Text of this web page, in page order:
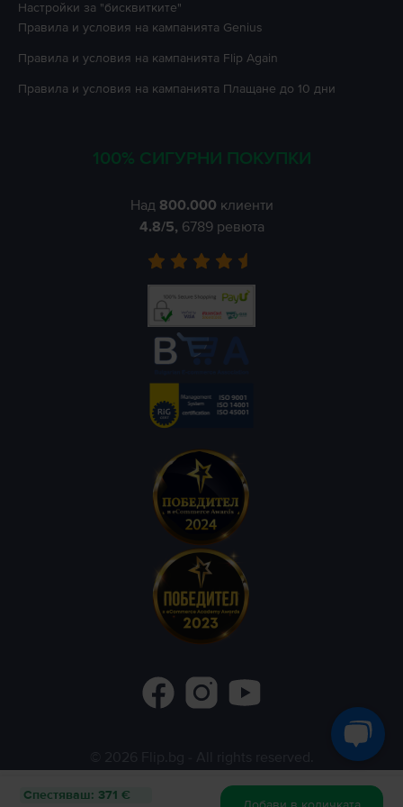
Спестяваш: 371 €
Настройки за "бисквитките"
Правила и условия на кампанията Genius
Правила и условия на кампанията Flip Again
Правила и условия на кампанията Плащане до 10 дни
100% СИГУРНИ ПОКУПКИ
Над 800.000 клиенти
4.8/5, 6789 ревюта